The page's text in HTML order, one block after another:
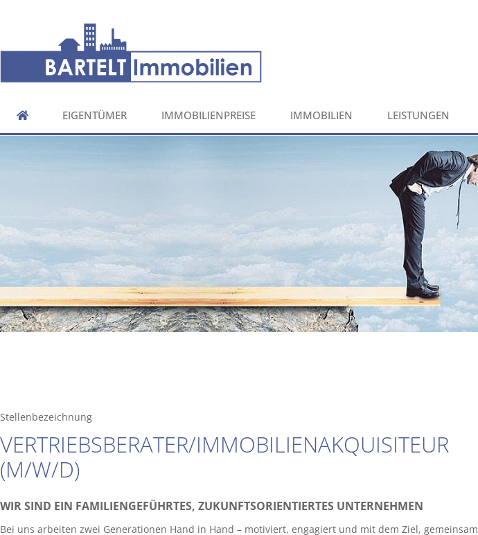
EIGENTÜMER IMMOBILIENPREISE IMMOBILIEN LEISTUNGEN
Stellenbezeichnung
VERTRIEBSBERATER/IMMOBILIENAKQUISITEUR
(M/W/D)
WIR SIND EIN FAMILIENGEFÜHRTES, ZUKUNFTSORIENTIERTES UNTERNEHMEN
Bei uns arbeiten zwei Generationen Hand in Hand – motiviert, engagiert und mit dem Ziel, gemeinsam